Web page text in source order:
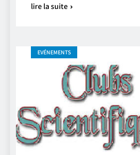
lire la suite
EVÉNEMENTS